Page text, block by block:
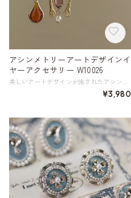
アシンメトリーアートデザインイ
ヤーアクセサリー W10026
¥3,980